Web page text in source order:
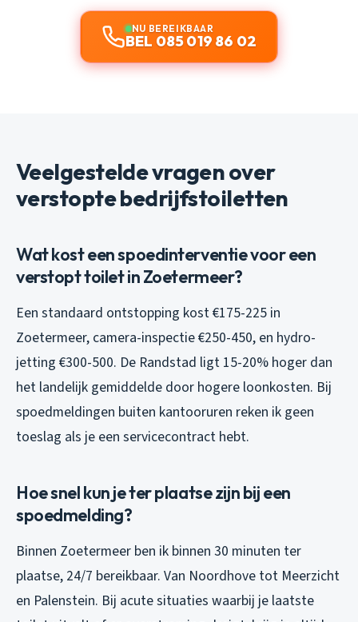
NU BEREIKBAAR
BEL 085 019 86 02
Veelgestelde vragen over
verstopte bedrijfstoiletten
Wat kost een spoedinterventie voor een
verstopt toilet in Zoetermeer?
Een standaard ontstopping kost €175-225 in
Zoetermeer, camera-inspectie €250-450, en hydro-
jetting €300-500. De Randstad ligt 15-20% hoger dan
het landelijk gemiddelde door hogere loonkosten. Bij
spoedmeldingen buiten kantooruren reken ik geen
toeslag als je een servicecontract hebt.
Hoe snel kun je ter plaatse zijn bij een
spoedmelding?
Binnen Zoetermeer ben ik binnen 30 minuten ter
plaatse, 24/7 bereikbaar. Van Noordhove tot Meerzicht
en Palenstein. Bij acute situaties waarbij je laatste